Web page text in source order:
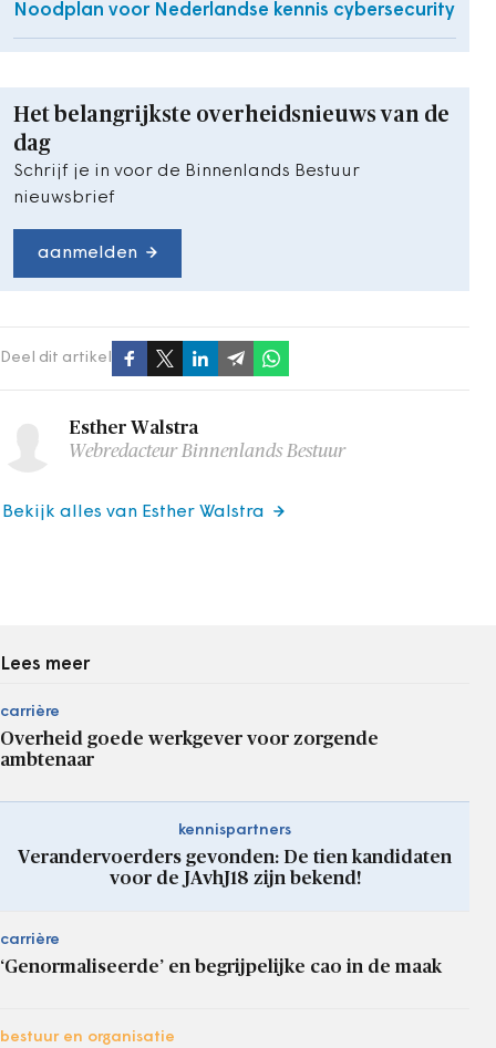
Noodplan voor Nederlandse kennis cybersecurity
Het belangrijkste overheidsnieuws van de
dag
Schrijf je in voor de Binnenlands Bestuur
nieuwsbrief
aanmelden
Deel dit artikel
Esther Walstra
Webredacteur Binnenlands Bestuur
Bekijk alles van Esther Walstra
Lees meer
carrière
Overheid goede werkgever voor zorgende
ambtenaar
kennispartners
Verandervoerders gevonden: De tien kandidaten
voor de JAvhJ18 zijn bekend!
carrière
‘Genormaliseerde’ en begrijpelijke cao in de maak
bestuur en organisatie